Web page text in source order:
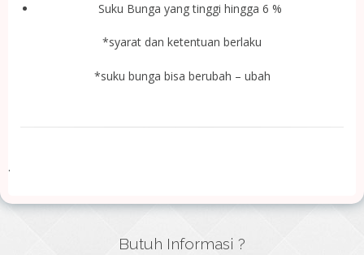
Suku Bunga yang tinggi hingga 6 %
*syarat dan ketentuan berlaku
*suku bunga bisa berubah – ubah
.
Butuh Informasi ?